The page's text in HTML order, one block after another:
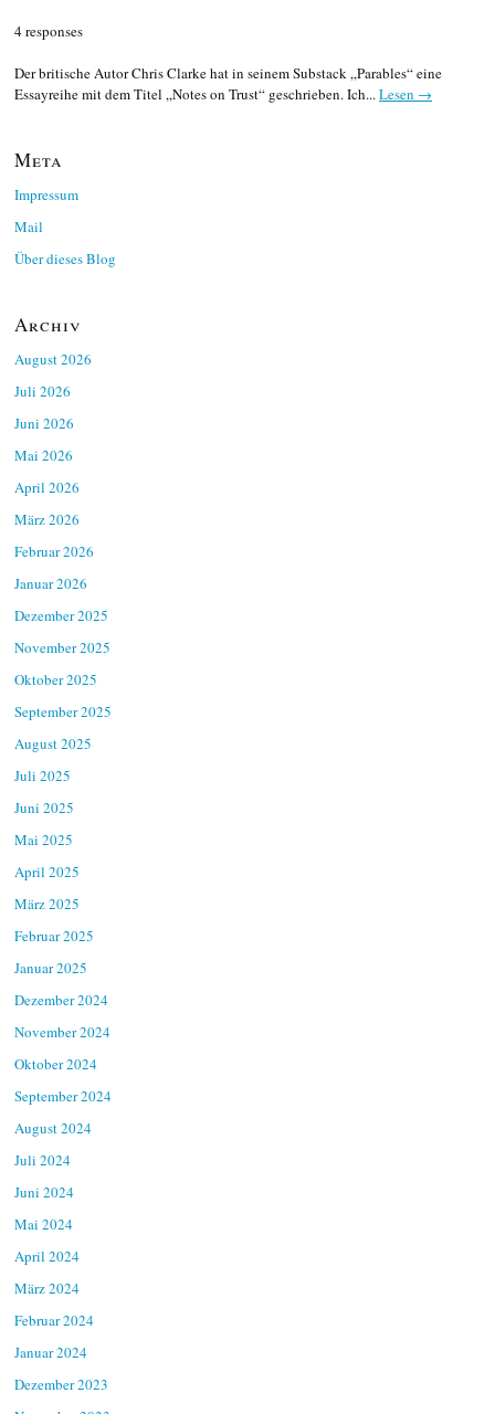
4 responses
Der britische Autor Chris Clarke hat in seinem Substack „Parables“ eine
Essayreihe mit dem Titel „Notes on Trust“ geschrieben. Ich... Lesen →
Meta
Impressum
Mail
Über dieses Blog
Archiv
August 2026
Juli 2026
Juni 2026
Mai 2026
April 2026
März 2026
Februar 2026
Januar 2026
Dezember 2025
November 2025
Oktober 2025
September 2025
August 2025
Juli 2025
Juni 2025
Mai 2025
April 2025
März 2025
Februar 2025
Januar 2025
Dezember 2024
November 2024
Oktober 2024
September 2024
August 2024
Juli 2024
Juni 2024
Mai 2024
April 2024
März 2024
Februar 2024
Januar 2024
Dezember 2023